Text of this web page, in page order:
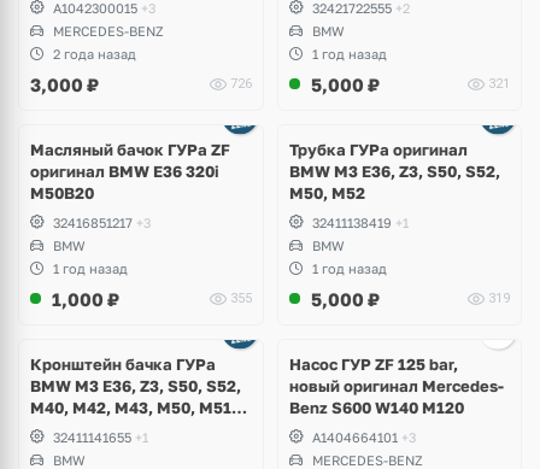
A1042300015 +3
MERCEDES-BENZ
2 года назад
3,000 ₽ 726
32421722555 +2
BMW
1 год назад
5,000 ₽ 321
Масляный бачок ГУРа ZF
оригинал BMW E36 320i
M50B20
32416851217 +3
BMW
1 год назад
1,000 ₽ 355
Трубка ГУРа оригинал
BMW M3 E36, Z3, S50, S52,
M50, M52
32411138419 +1
BMW
1 год назад
5,000 ₽ 319
Кронштейн бачка ГУРа
BMW M3 E36, Z3, S50, S52,
M40, M42, M43, M50, M51,
M5232411141655 +1
BMW
Насос ГУР ZF 125 bar,
новый оригинал Mercedes-
Benz S600 W140 M120
A1404664101 +3
MERCEDES-BENZ